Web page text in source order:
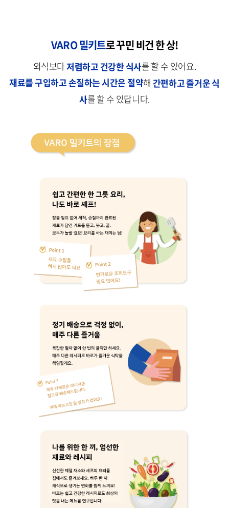
VARO 밀키트로 꾸민 비건 한 상!
외식보다저렴하고 건강한 식사를 할 수 있어요.
재료를 구입하고 손질하는 시간은 절약해 간편하고 즐거운 식
사를 할 수 있답니다.